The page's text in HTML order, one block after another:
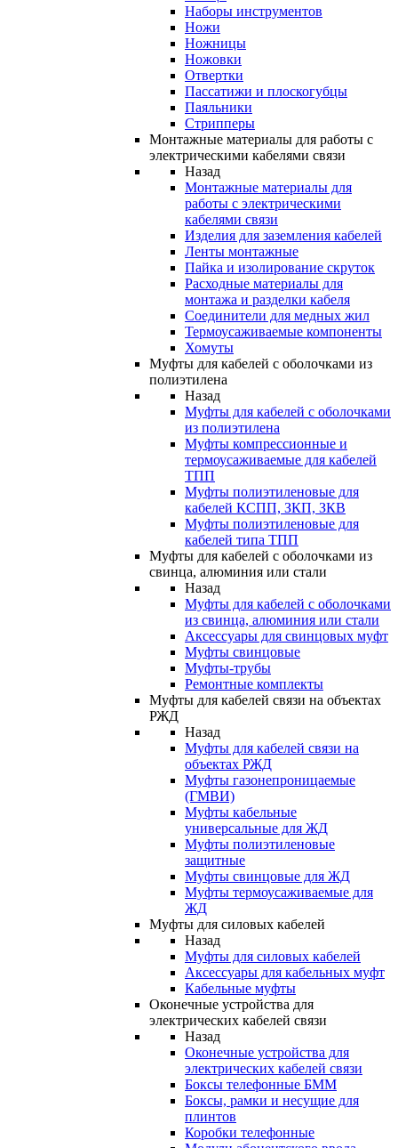
Наборы инструментов
Ножи
Ножницы
Ножовки
Отвертки
Пассатижи и плоскогубцы
Паяльники
Стрипперы
Монтажные материалы для работы с
электрическими кабелями связи
Назад
Монтажные материалы для
работы с электрическими
кабелями связи
Изделия для заземления кабелей
Ленты монтажные
Пайка и изолирование скруток
Расходные материалы для
монтажа и разделки кабеля
Соединители для медных жил
Термоусаживаемые компоненты
Хомуты
Муфты для кабелей с оболочками из
полиэтилена
Назад
Муфты для кабелей с оболочками
из полиэтилена
Муфты компрессионные и
термоусаживаемые для кабелей
ТПП
Муфты полиэтиленовые для
кабелей КСПП, ЗКП, ЗКВ
Муфты полиэтиленовые для
кабелей типа ТПП
Муфты для кабелей с оболочками из
свинца, алюминия или стали
Назад
Муфты для кабелей с оболочками
из свинца, алюминия или стали
Аксессуары для свинцовых муфт
Муфты свинцовые
Муфты-трубы
Ремонтные комплекты
Муфты для кабелей связи на объектах
РЖД
Назад
Муфты для кабелей связи на
объектах РЖД
Муфты газонепроницаемые
(ГМВИ)
Муфты кабельные
универсальные для ЖД
Муфты полиэтиленовые
защитные
Муфты свинцовые для ЖД
Муфты термоусаживаемые для
ЖД
Муфты для силовых кабелей
Назад
Муфты для силовых кабелей
Аксессуары для кабельных муфт
Кабельные муфты
Оконечные устройства для
электрических кабелей связи
Назад
Оконечные устройства для
электрических кабелей связи
Боксы телефонные БММ
Боксы, рамки и несущие для
плинтов
Коробки телефонные